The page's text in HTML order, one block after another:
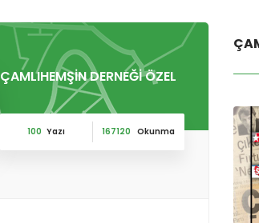
ÇAMLIHEMŞİN DERNEĞİ ÖZEL
100 Yazı 167120 Okunma